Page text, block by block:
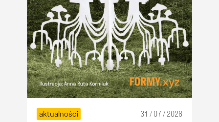
aktualności 31 / 07 / 2026